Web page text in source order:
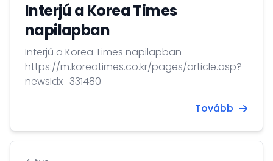
Interjú a Korea Times
napilapban
Interjú a Korea Times napilapban
https://m.koreatimes.co.kr/pages/article.asp?
newsIdx=331480
Tovább